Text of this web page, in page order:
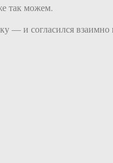
так можем.
— и согласился